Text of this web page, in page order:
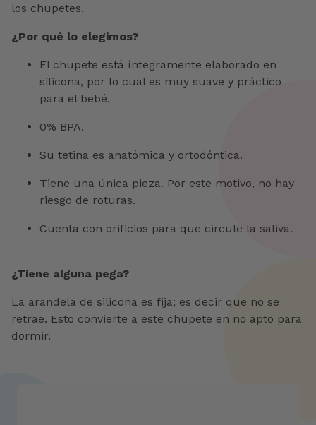
los chupetes.
¿Por qué lo elegimos?
El chupete está íntegramente elaborado en
silicona, por lo cual es muy suave y práctico
para el bebé.
0% BPA.
Su tetina es anatómica y ortodóntica.
Tiene una única pieza. Por este motivo, no hay
riesgo de roturas.
Cuenta con orificios para que circule la saliva.
¿Tiene alguna pega?
La arandela de silicona es fija; es decir que no se
retrae. Esto convierte a este chupete en no apto para
dormir.